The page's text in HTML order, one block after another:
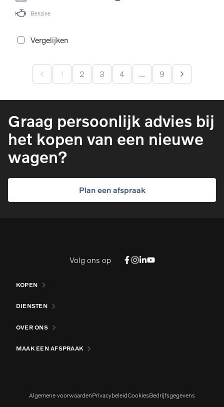
Benzine
Vergelijken
1 2 3 4 ... 9
Graag persoonlijk advies bij
het kopen van een nieuwe
wagen?
Plan een afspraak
Volg ons op
KOPEN
DIENSTEN
OVER ONS
MAAK EEN AFSPRAAK
Algemene voorwaardenPrivacybeleidCookiesBedrijfsgegevens